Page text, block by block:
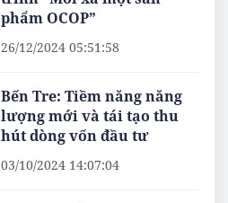
phẩm OCOP”
26/12/2024 05:51:58
Bến Tre: Tiềm năng năng
lượng mới và tái tạo thu
hút dòng vốn đầu tư
03/10/2024 14:07:04